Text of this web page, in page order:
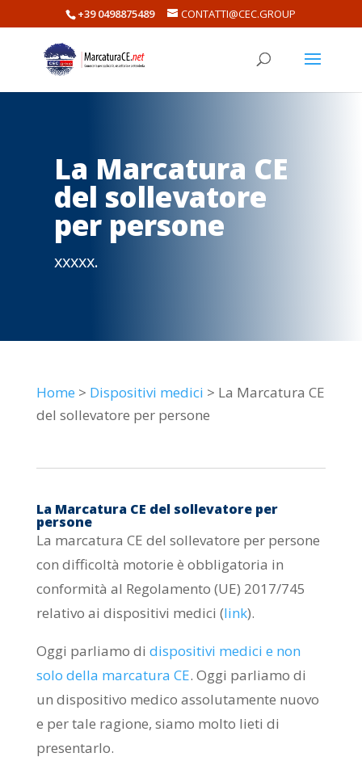
+39 0498875489 CONTATTI@CEC.GROUP
La Marcatura CE
del sollevatore
per persone
xxxxx.
Home > Dispositivi medici > La Marcatura CE
del sollevatore per persone
La Marcatura CE del sollevatore per
persone
La marcatura CE del sollevatore per persone
con difficoltà motorie è obbligatoria in
conformità al Regolamento (UE) 2017/745
relativo ai dispositivi medici (link).
Oggi parliamo di dispositivi medici e non
solo della marcatura CE. Oggi parliamo di
un dispositivo medico assolutamente nuovo
e per tale ragione, siamo molto lieti di
presentarlo.